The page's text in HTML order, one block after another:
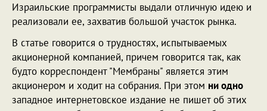
Израильские программисты выдали отличную идею и
реализовали ее, захватив большой участок рынка.
В статье говорится о трудностях, испытываемых
акционерной компанией, причем говорится так, как
будто корреспондент "Мембраны" является этим
акционером и ходит на собрания. При этом ни одно
западное интернетовское издание не пишет об этих